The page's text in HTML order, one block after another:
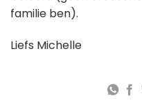
familie ben).
Liefs Michelle